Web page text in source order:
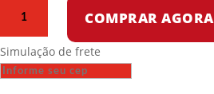
-
Resist
COMPRAR AGORA
Simulação de frete